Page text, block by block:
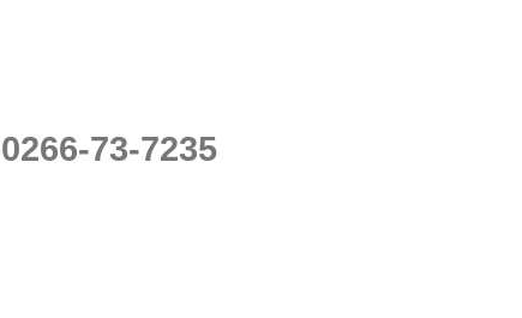
0266-73-7235